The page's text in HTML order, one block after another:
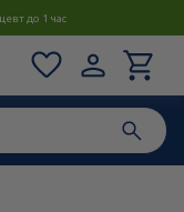
до 1 час